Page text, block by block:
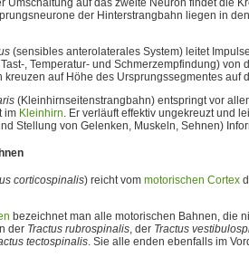
Umschaltung auf das zweite Neuron findet die
der Hinterstrangbahn liegen in
(sensibles anterolaterales System) leitet
, Temperatur- und Schmerzempfindung) von
kreuzen auf Höhe des Ursprungssegmentes auf
(Kleinhirnseitenstrangbahn) entspringt vor
im Kleinhirn. Er verläuft effektiv ungekreuzt und
Stellung von Gelenken, Muskeln, Sehnen)
corticospinalis) reicht vom motorischen Cortex
bezeichnet man alle motorischen Bahnen, die
der Tractus rubrospinalis, der Tractus
tectospinalis. Sie alle enden ebenfalls im